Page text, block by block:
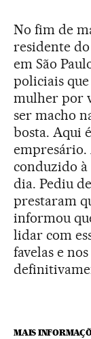
No fim de
residente do
em São
policiais
mulher por
ser macho
bosta. Aqui
empresário.
conduzido à
dia. Pediu
prestaram
informou
lidar com
favelas e
MAIS